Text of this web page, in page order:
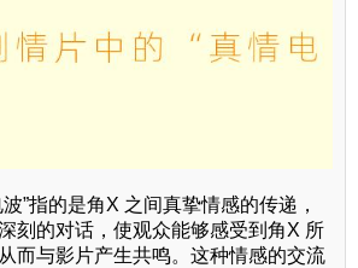
”指的是角X 之间真挚情感的传递，
刻的对话，使观众能够感受到角X 所
而与影片产生共鸣。这种情感的交流